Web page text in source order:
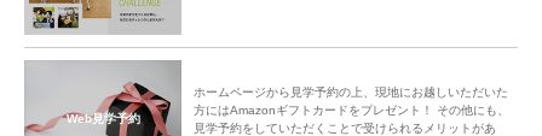
Web見学予約
ホームページから見学予約の上、現地にお越しいただいた
方にはAmazonギフトカードをプレゼント！ その他にも、
見学予約をしていただくことで受けられるメリットがあ